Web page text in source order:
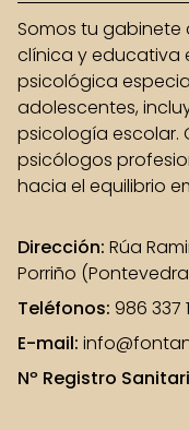
Somos tu
clínica y educativa
psicológica
adolescentes,
psicología escolar.
psicólogos
hacia el equilibrio
Dirección: Rúa
Porriño
Teléfonos: 986 337
E-mail:
Nº Registro